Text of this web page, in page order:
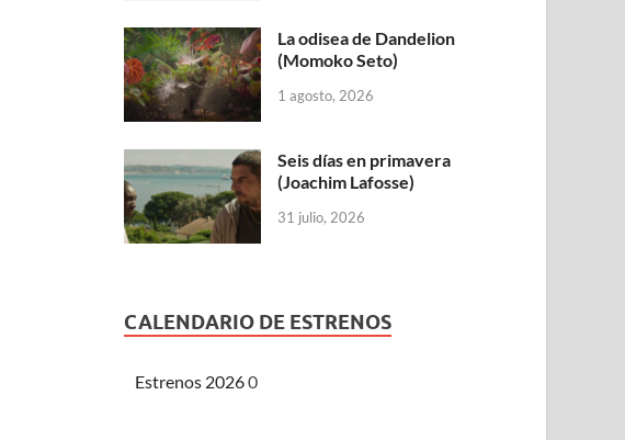
La odisea de Dandelion
(Momoko Seto)
1 agosto, 2026
Seis días en primavera
(Joachim Lafosse)
31 julio, 2026
CALENDARIO DE ESTRENOS
Estrenos 20260